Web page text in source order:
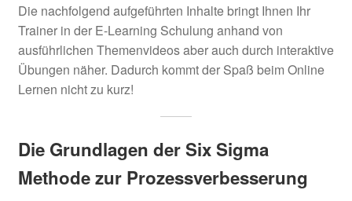
Die nachfolgend aufgeführten Inhalte bringt Ihnen Ihr
Trainer in der E-Learning Schulung anhand von
ausführlichen Themenvideos aber auch durch interaktive
Übungen näher. Dadurch kommt der Spaß beim Online
Lernen nicht zu kurz!
Die Grundlagen der Six Sigma
Methode zur Prozessverbesserung